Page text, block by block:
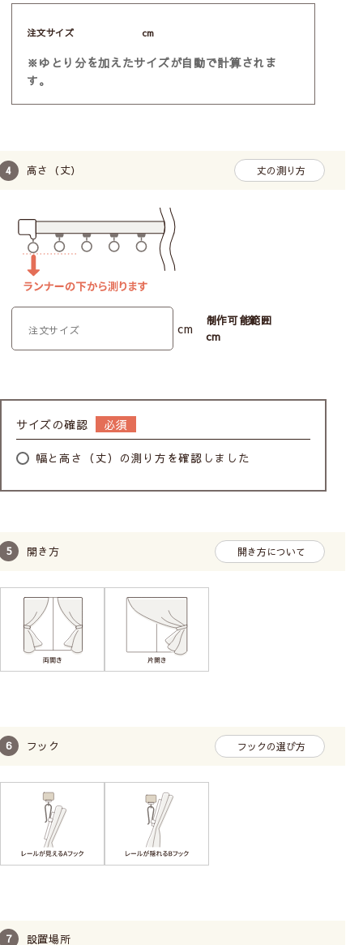
注文サイズ cm
※ゆとり分を加えたサイズが自動で計算されま
す。
高さ（丈） 丈の測り方
cm
制作可能範囲
cm
サイズの確認
幅と高さ（丈）の測り方を確認しました
開き方 開き方について
フック フックの選び方
設置場所